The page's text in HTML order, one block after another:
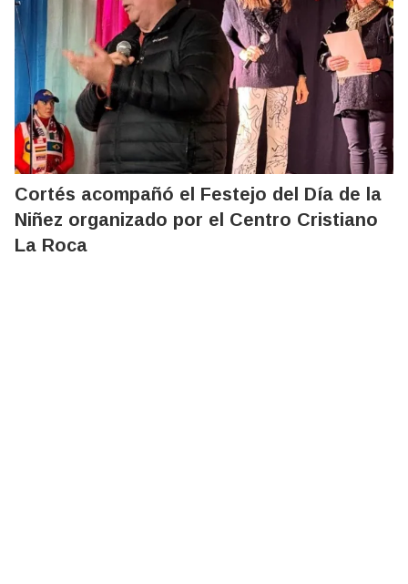
Cortés acompañó el Festejo del Día de la
Niñez organizado por el Centro Cristiano
La Roca